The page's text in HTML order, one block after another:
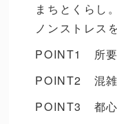
まちとくらし。
ノンストレス
POINT1 所
POINT2 混
POINT3 都心